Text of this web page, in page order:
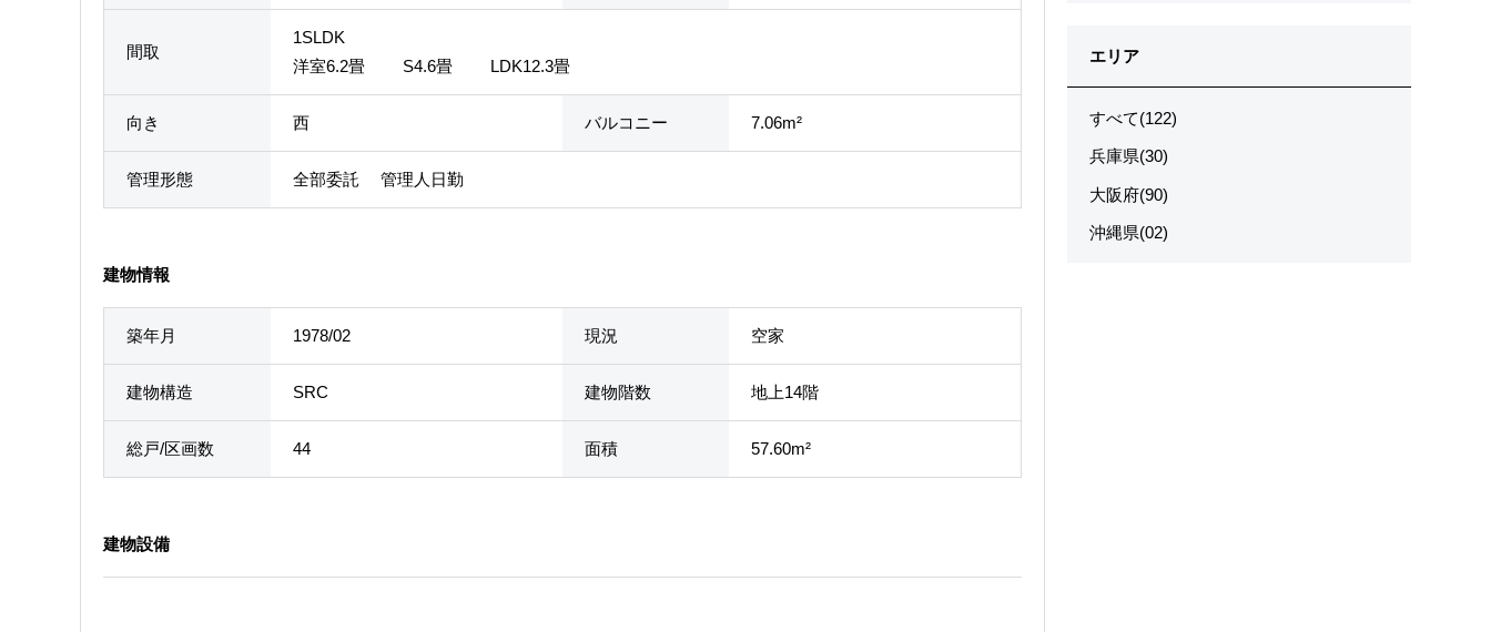
間取
1SLDK
洋室6.2畳 S4.6畳 LDK12.3畳
向き 西 バルコニー 7.06m²
管理形態 全部委託 管理人日勤
建物情報
築年月 1978/02 現況 空家
建物構造 SRC 建物階数 地上14階
総戸/区画数 44 面積 57.60m²
建物設備
エリア
すべて(122)
兵庫県(30)
大阪府(90)
沖縄県(02)